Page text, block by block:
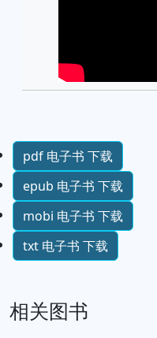
pdf 电子书 下载
epub 电子书 下载
mobi 电子书 下载
txt 电子书 下载
相关图书